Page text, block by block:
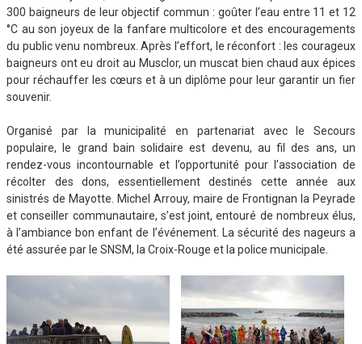
300 baigneurs de leur objectif commun : goûter l’eau entre 11 et 12
°C au son joyeux de la fanfare multicolore et des encouragements
du public venu nombreux. Après l’effort, le réconfort : les courageux
baigneurs ont eu droit au Musclor, un muscat bien chaud aux épices
pour réchauffer les cœurs et à un diplôme pour leur garantir un fier
souvenir.
Organisé par la municipalité en partenariat avec le Secours
populaire, le grand bain solidaire est devenu, au fil des ans, un
rendez-vous incontournable et l’opportunité pour l’association de
récolter des dons, essentiellement destinés cette année aux
sinistrés de Mayotte. Michel Arrouy, maire de Frontignan la Peyrade
et conseiller communautaire, s’est joint, entouré de nombreux élus,
à l’ambiance bon enfant de l’événement. La sécurité des nageurs a
été assurée par le SNSM, la Croix-Rouge et la police municipale.